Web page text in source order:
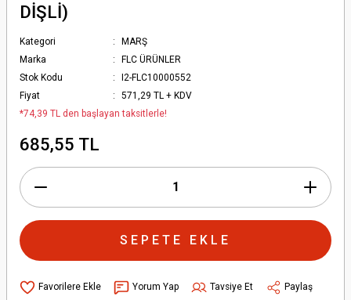
DİŞLİ)
Kategori
MARŞ
Marka
FLC ÜRÜNLER
Stok Kodu
I2-FLC10000552
Fiyat
571,29 TL + KDV
*74,39 TL den başlayan taksitlerle!
685,55 TL
SEPETE EKLE
Yorum Yap Tavsiye Et
Paylaş